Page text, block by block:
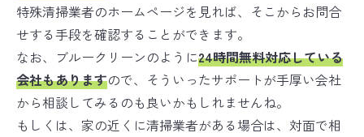
特殊清掃業者のホームページを見れば、そこからお問合
せする手段を確認することができます。
なお、ブルークリーンのように24時間無料対応している
会社もありますので、そういったサポートが手厚い会社
から相談してみるのも良いかもしれませんね。
もしくは、家の近くに清掃業者がある場合は、対面で相